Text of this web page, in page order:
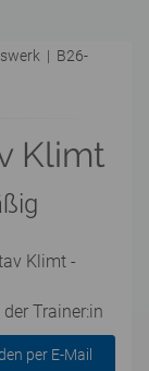
| B26-
Klimt
Klimt -
Trainer:in
per E-Mail